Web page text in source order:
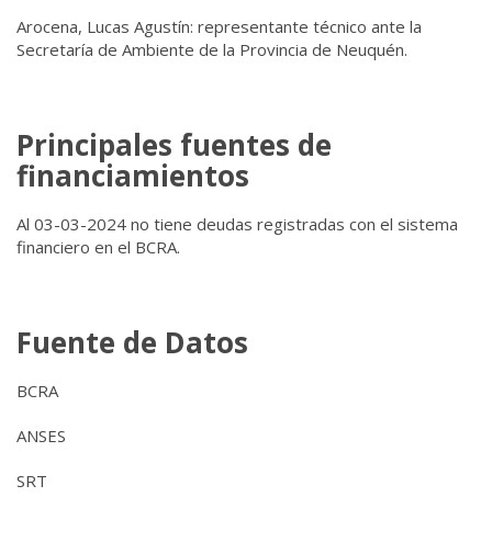
Arocena, Lucas Agustín: representante técnico ante la
Secretaría de Ambiente de la Provincia de Neuquén.
Principales fuentes de
financiamientos
Al 03-03-2024 no tiene deudas registradas con el sistema
financiero en el BCRA.
Fuente de Datos
BCRA
ANSES
SRT